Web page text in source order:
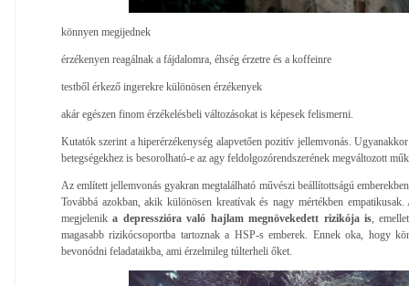
könnyen megijednek
érzékenyen reagálnak a fájdalomra, éhség érzetre és a koffeinre
testből érkező ingerekre különösen érzékenyek
akár egészen finom érzékelésbeli változásokat is képesek felismerni.
Kutatók szerint a hiperérzékenység alapvetően pozitív jellemvonás.
betegségekhez is besorolható-e az agy feldolgozórendszerének megváltozott
Az említett jellemvonás gyakran megtalálható művészi beállítottságú
Továbbá azokban, akik különösen kreatívak és nagy mértékben
megjelenika depresszióra való hajlam megnövekedett rizikója is ,
magasabb rizikócsoportba tartoznak a HSP-s emberek. Ennek oka, hogy
bevonódni feladataikba, ami érzelmileg túlterheli őket.